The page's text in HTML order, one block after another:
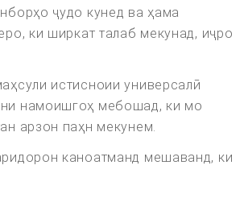
ҷудо кунед ва ҳама
ки ширкат талаб мекунад, иҷро
истисноии универсалӣ
намоишгоҳ мебошад, ки мо
арзон паҳн мекунем.
каноатманд мешаванд, ки